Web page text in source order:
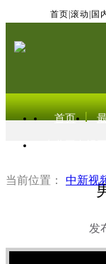
首页 滚动 国
首页
当前位置： 中新视
发